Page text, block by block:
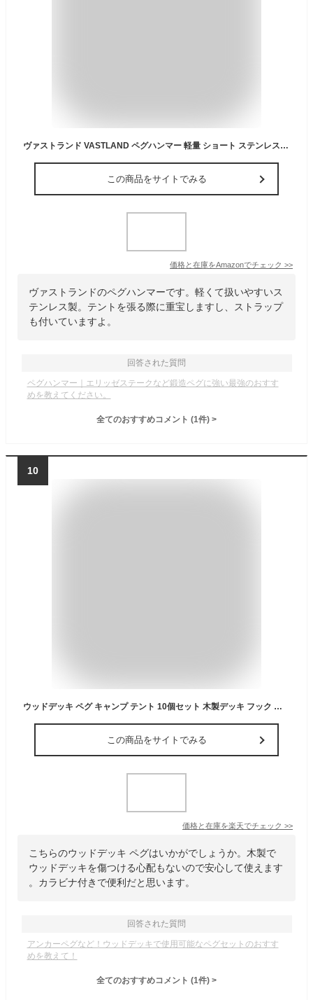
ヴァストランド VASTLAND ペグハンマー 軽量 ショート ステンレス製 キャンプ ハンマー ストラップ付き
この商品をサイトでみる
価格と在庫をAmazonでチェック >>
ヴァストランドのペグハンマーです。軽くて扱いやすいス
テンレス製。テントを張る際に重宝しますし、ストラップ
も付いていますよ。
回答された質問
ペグハンマー｜エリッゼステークなど鍛造ペグに強い最強のおすす
めを教えてください。
全てのおすすめコメント (1件) >
10
ウッドデッキ ペグ キャンプ テント 10個セット 木製デッキ フック 魚骨型 アルミ 自在金具 多機能フック アンカー ペグ カラビナ付き
この商品をサイトでみる
価格と在庫を楽天でチェック >>
こちらのウッドデッキ ペグはいかがでしょうか。木製で
ウッドデッキを傷つける心配もないので安心して使えます
。カラビナ付きで便利だと思います。
回答された質問
アンカーペグなど！ウッドデッキで使用可能なペグセットのおすす
めを教えて！
全てのおすすめコメント (1件) >